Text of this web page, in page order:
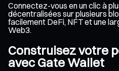
Connectez-vous en un clic à
décentralisées sur plusieurs
facilement DeFi, NFT et une
Web3.
Construisez votre
avec Gate Wallet